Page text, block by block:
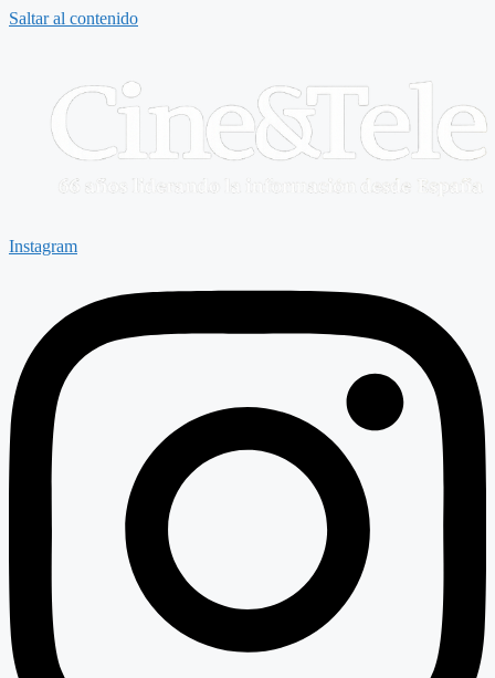
Saltar al contenido
Instagram